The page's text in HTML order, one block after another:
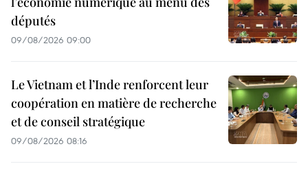
députés
09/08/2026 09:00
Le Vietnam et l’Inde renforcent leur
coopération en matière de recherche
et de conseil stratégique
09/08/2026 08:16